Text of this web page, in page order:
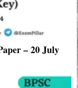
– 20 July